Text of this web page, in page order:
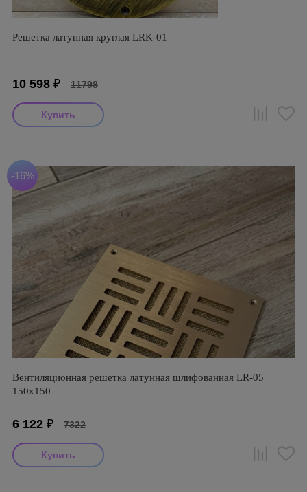
Решетка латунная круглая LRK-01
10 598 ₽ 11798
-16%
Вентиляционная решетка латунная шлифованная LR-05
150х150
6 122 ₽ 7322